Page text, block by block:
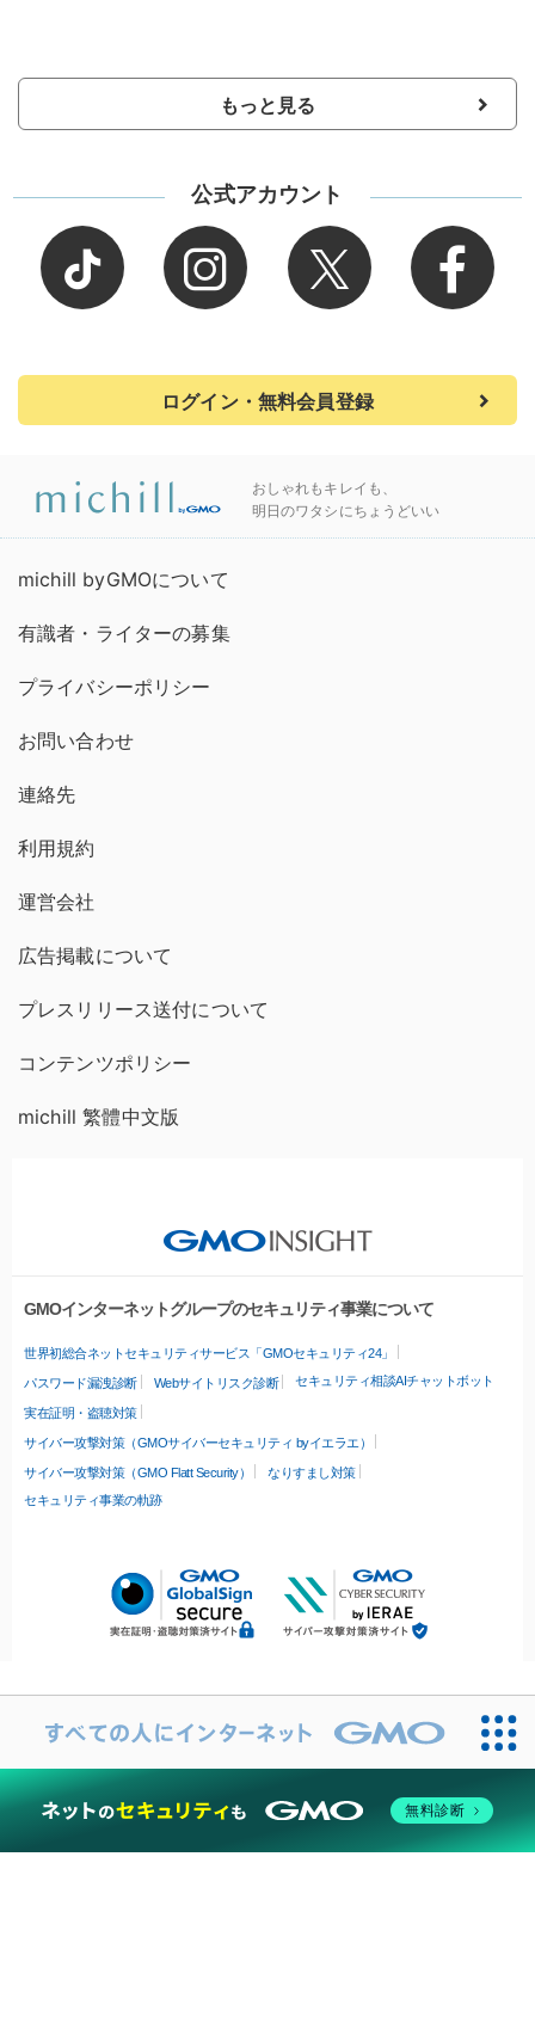
もっと見る
公式アカウント
ログイン・無料会員登録
おしゃれもキレイも、
明日のワタシにちょうどいい
michill byGMOについて
有識者・ライターの募集
プライバシーポリシー
お問い合わせ
連絡先
利用規約
運営会社
広告掲載について
プレスリリース送付について
コンテンツポリシー
michill 繁體中文版
GMOインターネットグループのセキュリティ事業について
世界初総合ネットセキュリティサービス「GMOセキュリティ24」
パスワード漏洩診断 Webサイトリスク診断 セキュリティ相談AIチャットボット
実在証明・盗聴対策
サイバー攻撃対策（GMOサイバーセキュリティ byイエラエ）
サイバー攻撃対策（GMO Flatt Security）
なりすまし対策
セキュリティ事業の軌跡
無料診断